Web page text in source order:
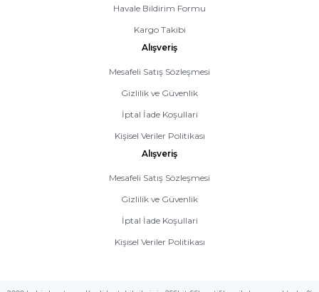
Havale Bildirim Formu
Kargo Takibi
Alışveriş
Mesafeli Satış Sözleşmesi
Gizlilik ve Güvenlik
İptal İade Koşullari
Kişisel Veriler Politikası
Alışveriş
Mesafeli Satış Sözleşmesi
Gizlilik ve Güvenlik
İptal İade Koşullari
Kişisel Veriler Politikası